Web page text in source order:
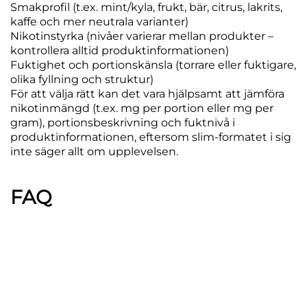
Smakprofil (t.ex. mint/kyla, frukt, bär, citrus, lakrits,
kaffe och mer neutrala varianter)
Nikotinstyrka (nivåer varierar mellan produkter –
kontrollera alltid produktinformationen)
Fuktighet och portionskänsla (torrare eller fuktigare,
olika fyllning och struktur)
För att välja rätt kan det vara hjälpsamt att jämföra
nikotinmängd (t.ex. mg per portion eller mg per
gram), portionsbeskrivning och fuktnivå i
produktinformationen, eftersom slim-formatet i sig
inte säger allt om upplevelsen.
FAQ